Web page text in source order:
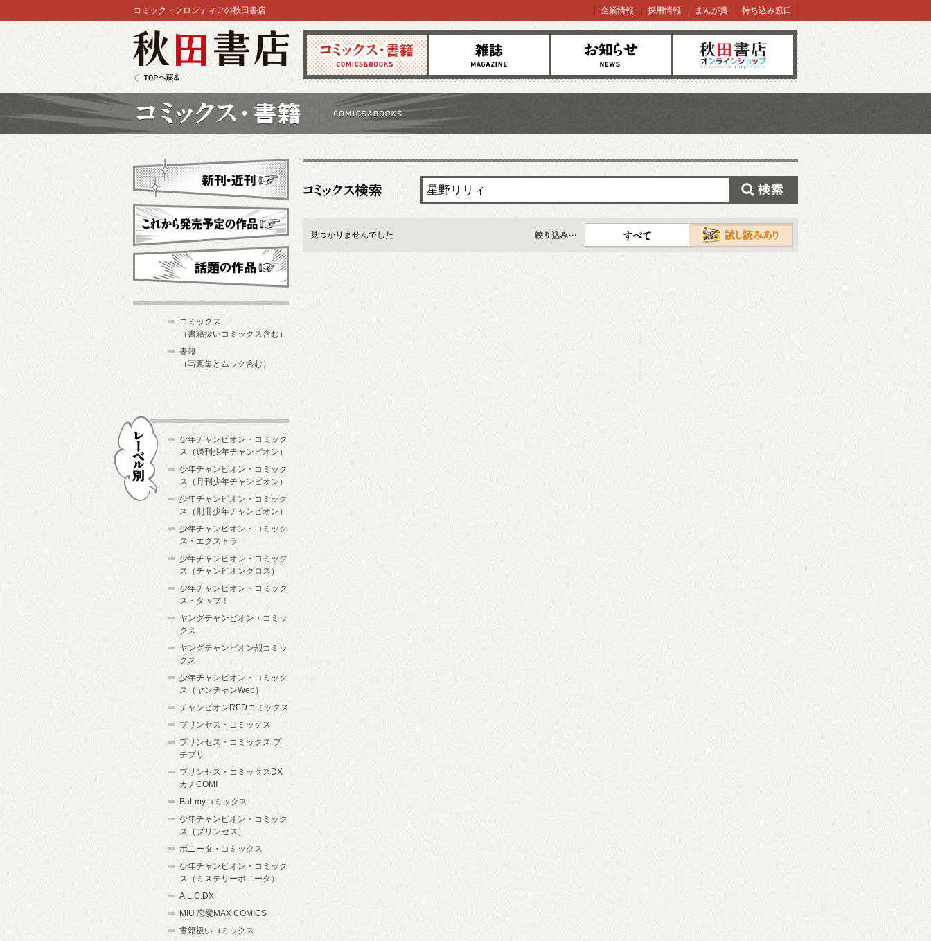
コミックス 雑誌 お知らせ オンラインショップ
コミック・フロンティアの秋田書店 企業情報 採用情報 まんが賞 持ち込み窓口
見つかりませんでした
すべて
新刊・近刊
これから発売予定
コミックス
（書籍扱いコミックス含む）
書籍
（写真集とムック含む）
少年チャンピオン・コミック
ス（週刊少年チャンピオン）
少年チャンピオン・コミック
ス（月刊少年チャンピオン）
少年チャンピオン・コミック
ス（別冊少年チャンピオン）
少年チャンピオン・コミック
ス・エクストラ
少年チャンピオン・コミック
ス（チャンピオンクロス）
少年チャンピオン・コミック
ス・タップ！
ヤングチャンピオン・コミッ
クス
ヤングチャンピオン烈コミッ
クス
少年チャンピオン・コミック
ス（ヤンチャンWeb）
チャンピオンREDコミックス
プリンセス・コミックス
プリンセス・コミックス プ
チプリ
プリンセス・コミックスDX
カチCOMI
BaLmyコミックス
少年チャンピオン・コミック
ス（プリンセス）
ボニータ・コミックス
少年チャンピオン・コミック
ス（ミステリーボニータ）
A.L.C.DX
MIU 恋愛MAX COMICS
書籍扱いコミックス